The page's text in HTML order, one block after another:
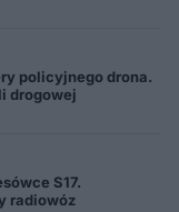
policyjnego drona.
drogowej
S17.
radiowóz